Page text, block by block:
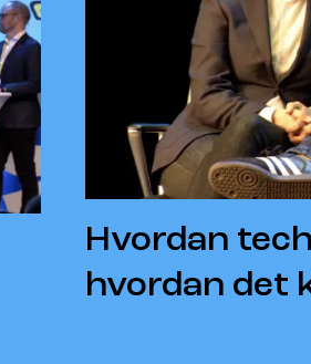
Hvordan
hvordan det